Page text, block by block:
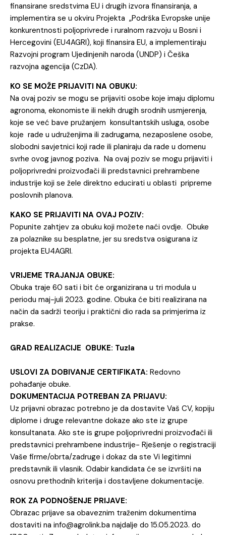
finansirane sredstvima EU i drugih izvora finansiranja, a
implementira se u okviru Projekta „Podrška Evropske unije
konkurentnosti poljoprivrede i ruralnom razvoju u Bosni i
Hercegovini (EU4AGRI), koji finansira EU, a implementiraju
Razvojni program Ujedinjenih naroda (UNDP) i Češka
razvojna agencija (CzDA).
KO SE MOŽE PRIJAVITI NA OBUKU:
Na ovaj poziv se mogu se prijaviti osobe koje imaju diplomu
agronoma, ekonomiste ili nekih drugih srodnih usmjerenja,
koje se već bave pružanjem konsultantskih usluga, osobe
koje rade u udruženjima ili zadrugama, nezaposlene osobe,
slobodni savjetnici koji rade ili planiraju da rade u domenu
svrhe ovog javnog poziva. Na ovaj poziv se mogu prijaviti i
poljoprivredni proizvođači ili predstavnici prehrambene
industrije koji se žele direktno educirati u oblasti pripreme
poslovnih planova.
KAKO SE PRIJAVITI NA OVAJ POZIV:
Popunite zahtjev za obuku koji možete naći ovdje. Obuke
za polaznike su besplatne, jer su sredstva osigurana iz
projekta EU4AGRI.
VRIJEME TRAJANJA OBUKE:
Obuka traje 60 sati i bit će organizirana u tri modula u
periodu maj-juli 2023. godine. Obuka će biti realizirana na
način da sadrži teoriju i praktični dio rada sa primjerima iz
prakse.
GRAD REALIZACIJE OBUKE: Tuzla
USLOVI ZA DOBIVANJE CERTIFIKATA: Redovno
pohađanje obuke.
DOKUMENTACIJA POTREBAN ZA PRIJAVU:
Uz prijavni obrazac potrebno je da dostavite Vaš CV, kopiju
diplome i druge relevantne dokaze ako ste iz grupe
konsultanata. Ako ste is grupe poljoprivredni proizvođači ili
predstavnici prehrambene industrije- Rješenje o registraciji
Vaše firme/obrta/zadruge i dokaz da ste Vi legitimni
predstavnik ili vlasnik. Odabir kandidata će se izvršiti na
osnovu prethodnih kriterija i dostavljene dokumentacije.
ROK ZA PODNOŠENJE PRIJAVE:
Obrazac prijave sa obaveznim traženim dokumentima
dostaviti na info@agrolink.ba najdalje do 15.05.2023. do